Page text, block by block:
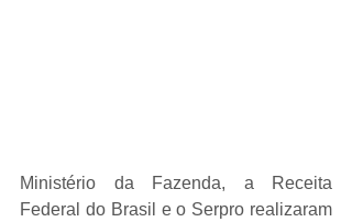
Ministério da Fazenda, a Receita
Federal do Brasil e o Serpro realizaram